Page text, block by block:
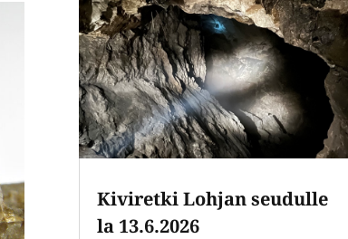
Kiviretki Lohjan seudulle
la 13.6.2026